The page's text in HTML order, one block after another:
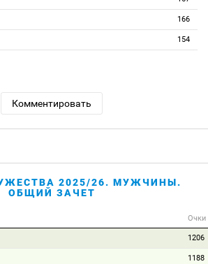
166
154
Комментировать
2025/26. МУЖЧИНЫ.
ОБЩИЙ ЗАЧЕТ
Очки
1206
1188